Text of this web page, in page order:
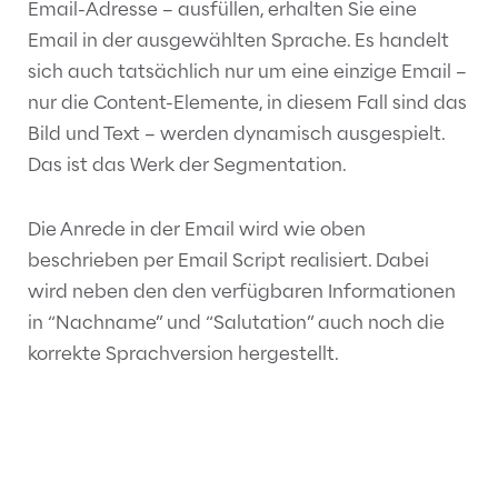
Email-Adresse – ausfüllen, erhalten Sie eine
Email in der ausgewählten Sprache. Es handelt
sich auch tatsächlich nur um eine einzige Email –
nur die Content-Elemente, in diesem Fall sind das
Bild und Text – werden dynamisch ausgespielt.
Das ist das Werk der Segmentation.
Die Anrede in der Email wird wie oben
beschrieben per Email Script realisiert. Dabei
wird neben den den verfügbaren Informationen
in “Nachname” und “Salutation” auch noch die
korrekte Sprachversion hergestellt.